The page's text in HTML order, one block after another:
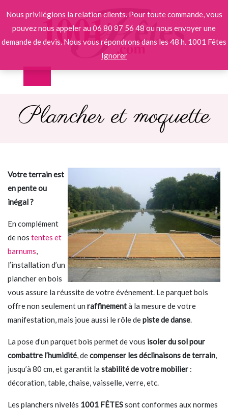
Plancher et moquette
Votre terrain est
en pente ou
inégal ?
En complément
de nos tentes et
barnums,
l’installation d’un
plancher en bois
vous assure la réussite de votre événement. Le parquet bois
offre non seulement un raffinementà la mesure de votre
manifestation, mais joue aussi le rôle depiste de danse.
La pose d’un parquet bois permet de vous isoler du sol pour
combattre l’humidité, decompenser les déclinaisons de terrain,
jusqu’à 80 cm, et garantit la stabilité de votre mobilier :
décoration, table, chaise, vaisselle, verre, etc.
Les planchers nivelés 1001 FÊTESsont conformes aux normes
Nous privilégions la relation clients. Pour toute commande, vous
pouvez nous appeler au 06 80 87 56 48 ou nous envoyer une
demande de devis. Nous vous répondrons dans les 48 h. 1001 Fêtes
Ignorer